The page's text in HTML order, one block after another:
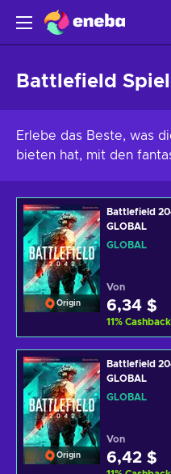
Battlefield
Erlebe das Beste, was
bieten hat, mit den
Origin
Battlefield
GLOBAL
GLOBAL
Von
6,34 $
11% Cashback
Origin
Battlefield
GLOBAL
GLOBAL
Von
6,42 $